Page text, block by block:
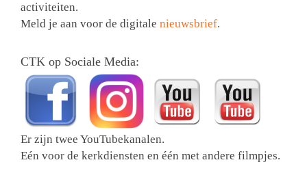
activiteiten.
Meld je aan voor de digitale nieuwsbrief.
CTK op Sociale Media:
Er zijn twee YouTubekanalen.
Eén voor de kerkdiensten en één met andere filmpjes.